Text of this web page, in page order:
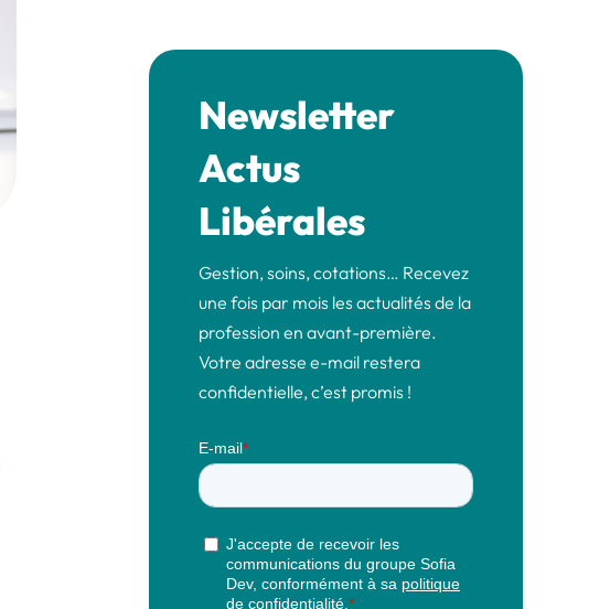
Newsletter
Actus
Libérales
Gestion, soins, cotations… Recevez
une fois par mois les actualités de la
profession en avant-première.
Votre adresse e-mail restera
confidentielle, c’est promis !